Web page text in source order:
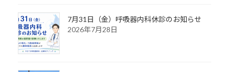
7月31日（金）呼吸器内科休診のお知らせ
2026年7月28日